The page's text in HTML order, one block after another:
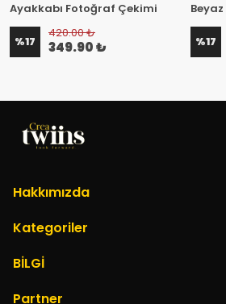
Ayakkabı Fotoğraf Çekimi
%17
420.00 ₺
349.90 ₺
Çekimi
%17
Hakkımızda
Kategoriler
BİLGİ
Partner